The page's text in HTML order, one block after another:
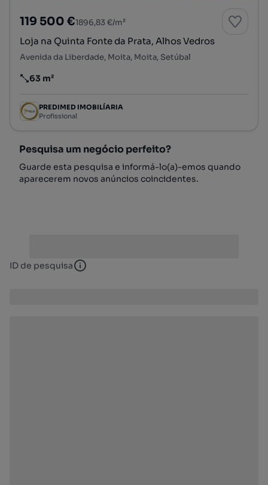
119 500 €1896,83 €/m²
Loja na Quinta Fonte da Prata, Alhos Vedros
Avenida da Liberdade, Moita, Moita, Setúbal
Preço por metro quadrado
63 m²
PREDIMED IMOBILÍARIA
Profissional
Pesquisa um negócio perfeito?
Guarde esta pesquisa e informá-lo(a)-emos quando
aparecerem novos anúncios coincidentes.
ID de pesquisa ID de pesquisa